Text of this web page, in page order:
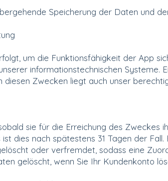
Speicherung der Daten und
um die Funktionsfähigkeit der App
informationstechnischen
Zwecken liegt auch unser
sie für die Erreichung des Zweckes
dies nach spätestens 31 Tagen der
oder verfremdet, sodass eine
gelöscht, wenn Sie Ihr Kundenkonto